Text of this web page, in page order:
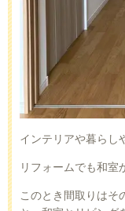
インテリアや暮らし
リフォームでも和室
このとき間取りはそ